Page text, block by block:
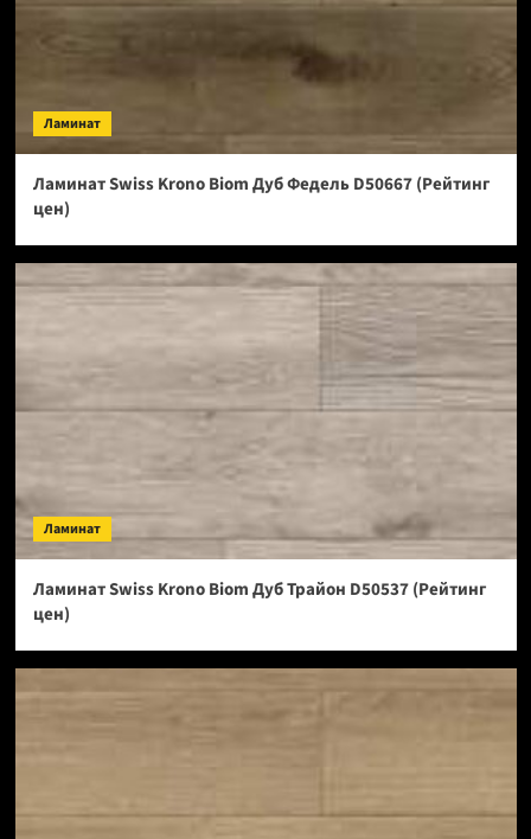
Ламинат
Ламинат Swiss Krono Biom Дуб Федель D50667 (Рейтинг
цен)
Ламинат
Ламинат Swiss Krono Biom Дуб Трайон D50537 (Рейтинг
цен)